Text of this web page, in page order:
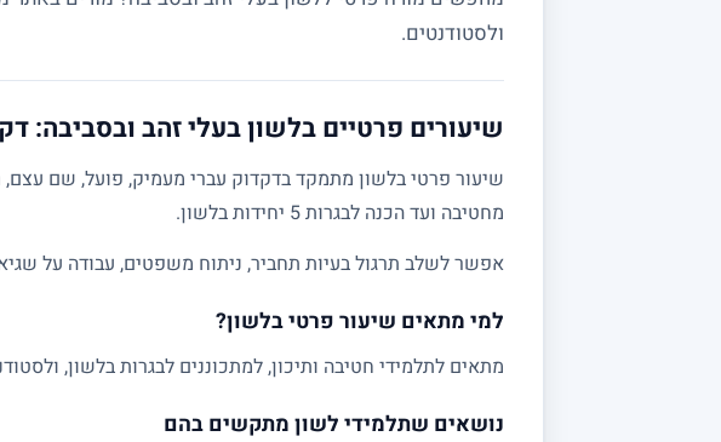
ולסטודנטים.
שיעורים פרטיים בלשון בעלי זהב ובסביבה:
שיעור פרטי בלשון מתמקד בדקדוק עברי מעמיק, פועל, שם
מחטיבה ועד הכנה לבגרות 5 יחידות בלשון.
אפשר לשלב תרגול בעיות תחביר, ניתוח משפטים, עבודה על
למי מתאים שיעור פרטי בלשון?
מתאים לתלמידי חטיבה ותיכון, למתכוננים לבגרות בלשון,
נושאים שתלמידי לשון מתקשים בהם